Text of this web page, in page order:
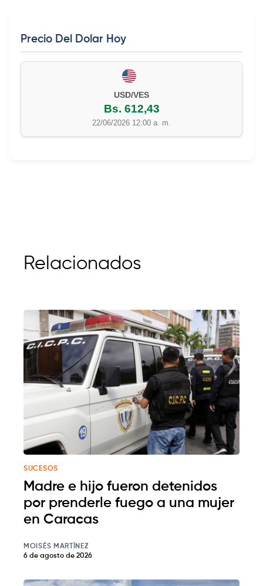
Precio Del Dolar Hoy
USD/VES
Bs. 612,43
22/06/2026 12:00 a. m.
Relacionados
SUCESOS
Madre e hijo fueron detenidos
por prenderle fuego a una mujer
en Caracas
MOISÉS MARTÍNEZ
6 de agosto de 2026